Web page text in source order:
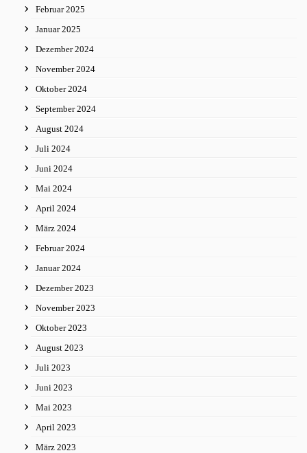
Februar 2025
Januar 2025
Dezember 2024
November 2024
Oktober 2024
September 2024
August 2024
Juli 2024
Juni 2024
Mai 2024
April 2024
März 2024
Februar 2024
Januar 2024
Dezember 2023
November 2023
Oktober 2023
August 2023
Juli 2023
Juni 2023
Mai 2023
April 2023
März 2023